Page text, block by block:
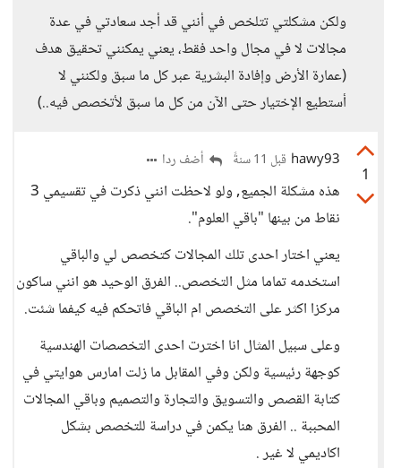
ولكن مشكلتي تتلخص في أنني قد أجد سعادتي في عدة
مجالات لا في مجال واحد فقط، يعني يمكنني تحقيق هدف
(عمارة الأرض وإفادة البشرية عبر كل ما سبق ولكنني لا
أستطيع الإختيار حتى الآن من كل ما سبق لأتخصص فيه..)
1
hawy93 قبل 11 سنةً أضف ردا
هذه مشكلة الجميع, ولو لاحظت انني ذكرت في تقسيمي 3
نقاط من بينها "باقي العلوم".
يعني اختار احدى تلك المجالات كتخصص لي والباقي
استخدمه تماما مثل التخصص.. الفرق الوحيد هو انني ساكون
مركزا اكثر على التخصص ام الباقي فاتحكم فيه كيفما شئت.
وعلى سبيل المثال انا اخترت احدى التخصصات الهندسية
كوجهة رئيسية ولكن وفي المقابل ما زلت امارس هوايتي في
كتابة القصص والتسويق والتجارة والتصميم وباقي المجالات
المحببة .. الفرق هنا يكمن في دراسة للتخصص بشكل
اكاديمي لا غير .